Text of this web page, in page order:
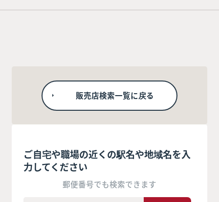
販売店検索一覧に戻る
ご自宅や職場の近くの駅名や地域名を入
力してください
郵便番号でも検索できます